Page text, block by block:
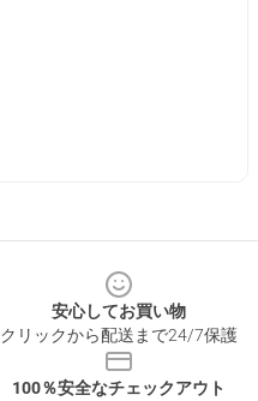
安心してお買い物
クリックから配送まで24/7保護
100％安全なチェックアウト